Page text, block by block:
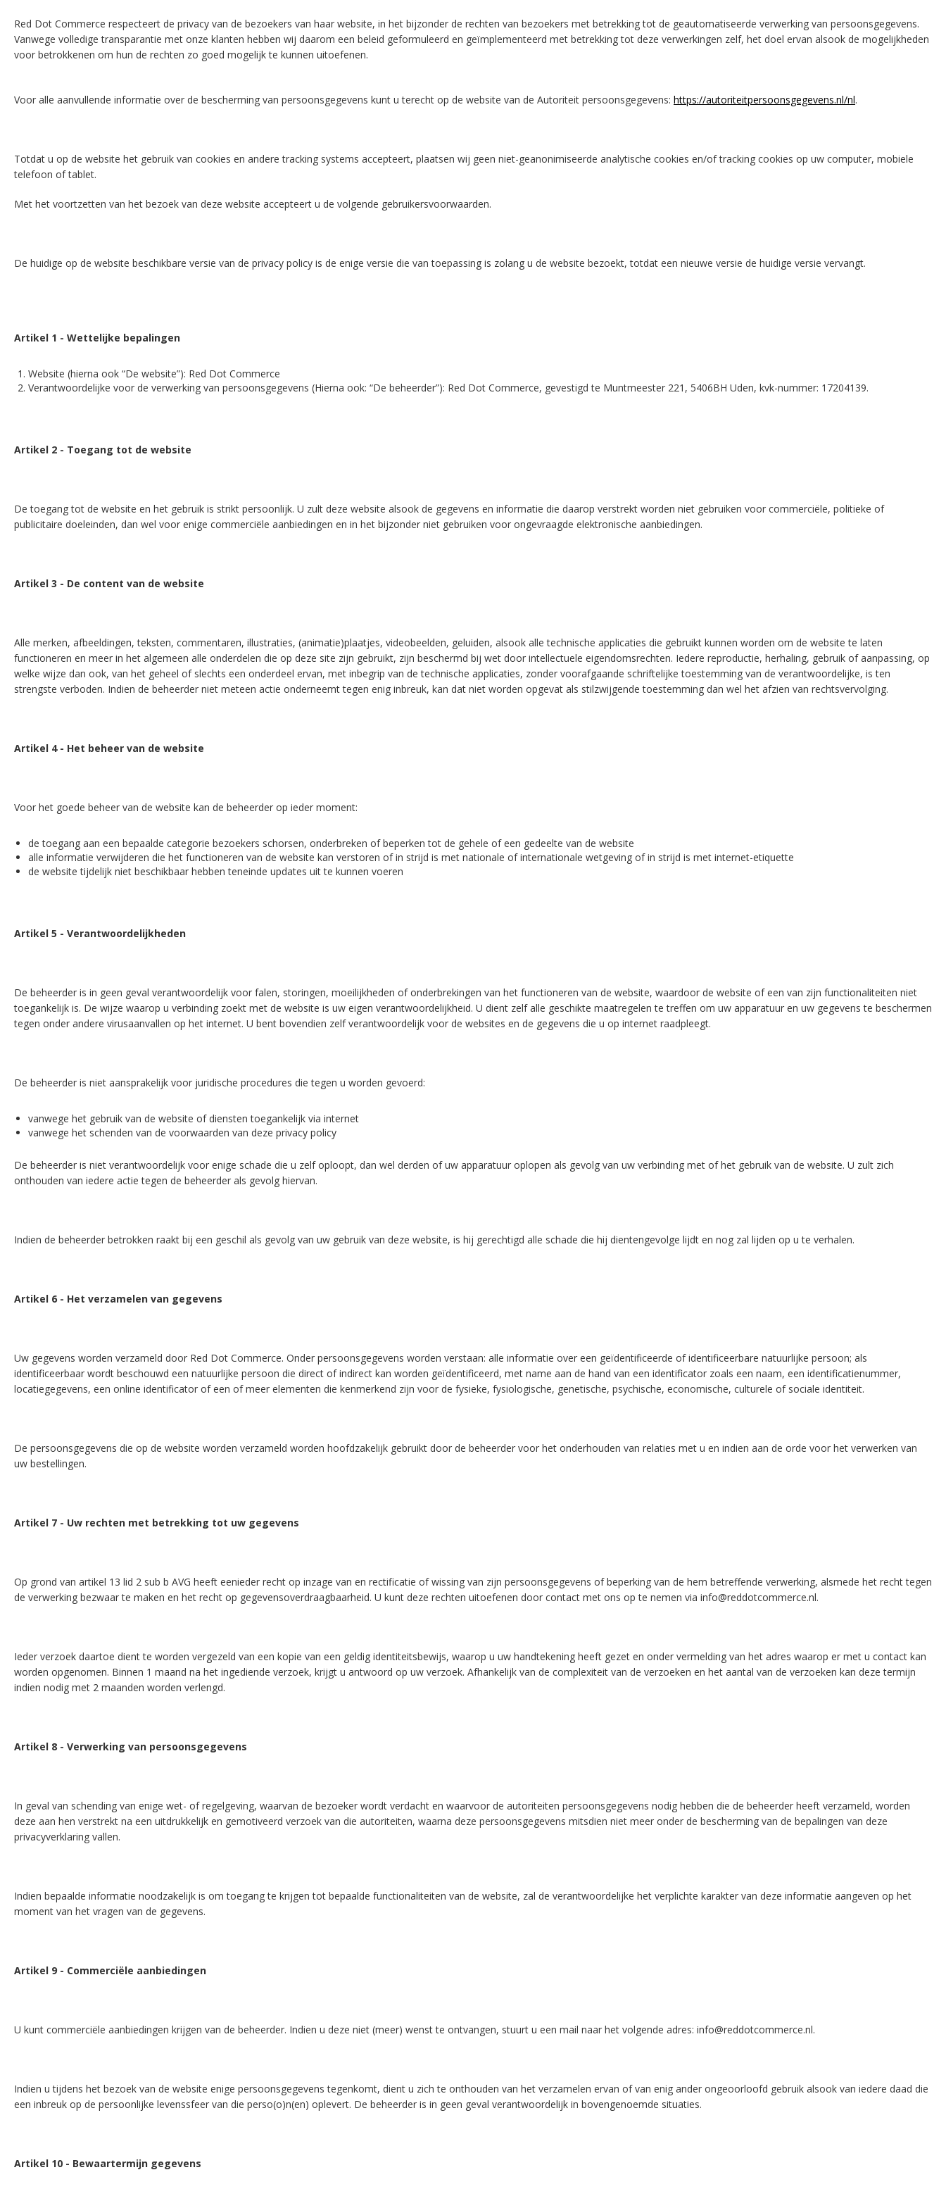
Red Dot Commerce respecteert de privacy van de bezoekers van haar website, in het bijzonder de rechten van bezoekers met betrekking tot de geautomatiseerde verwerking van persoonsgegevens.
Vanwege volledige transparantie met onze klanten hebben wij daarom een beleid geformuleerd en geïmplementeerd met betrekking tot deze verwerkingen zelf, het doel ervan alsook de mogelijkheden
voor betrokkenen om hun de rechten zo goed mogelijk te kunnen uitoefenen.
Voor alle aanvullende informatie over de bescherming van persoonsgegevens kunt u terecht op de website van de Autoriteit persoonsgegevens: https://autoriteitpersoonsgegevens.nl/nl.
Totdat u op de website het gebruik van cookies en andere tracking systems accepteert, plaatsen wij geen niet-geanonimiseerde analytische cookies en/of tracking cookies op uw computer, mobiele
telefoon of tablet.
Met het voortzetten van het bezoek van deze website accepteert u de volgende gebruikersvoorwaarden.
De huidige op de website beschikbare versie van de privacy policy is de enige versie die van toepassing is zolang u de website bezoekt, totdat een nieuwe versie de huidige versie vervangt.
Artikel 1 - Wettelijke bepalingen
Website (hierna ook “De website”): Red Dot Commerce
Verantwoordelijke voor de verwerking van persoonsgegevens (Hierna ook: “De beheerder”): Red Dot Commerce, gevestigd te Muntmeester 221, 5406BH Uden, kvk-nummer: 17204139.
Artikel 2 - Toegang tot de website
De toegang tot de website en het gebruik is strikt persoonlijk. U zult deze website alsook de gegevens en informatie die daarop verstrekt worden niet gebruiken voor commerciële, politieke of
publicitaire doeleinden, dan wel voor enige commerciële aanbiedingen en in het bijzonder niet gebruiken voor ongevraagde elektronische aanbiedingen.
Artikel 3 - De content van de website
Alle merken, afbeeldingen, teksten, commentaren, illustraties, (animatie)plaatjes, videobeelden, geluiden, alsook alle technische applicaties die gebruikt kunnen worden om de website te laten
functioneren en meer in het algemeen alle onderdelen die op deze site zijn gebruikt, zijn beschermd bij wet door intellectuele eigendomsrechten. Iedere reproductie, herhaling, gebruik of aanpassing, op
welke wijze dan ook, van het geheel of slechts een onderdeel ervan, met inbegrip van de technische applicaties, zonder voorafgaande schriftelijke toestemming van de verantwoordelijke, is ten
strengste verboden. Indien de beheerder niet meteen actie onderneemt tegen enig inbreuk, kan dat niet worden opgevat als stilzwijgende toestemming dan wel het afzien van rechtsvervolging.
Artikel 4 - Het beheer van de website
Voor het goede beheer van de website kan de beheerder op ieder moment:
de toegang aan een bepaalde categorie bezoekers schorsen, onderbreken of beperken tot de gehele of een gedeelte van de website
alle informatie verwijderen die het functioneren van de website kan verstoren of in strijd is met nationale of internationale wetgeving of in strijd is met internet-etiquette
de website tijdelijk niet beschikbaar hebben teneinde updates uit te kunnen voeren
Artikel 5 - Verantwoordelijkheden
De beheerder is in geen geval verantwoordelijk voor falen, storingen, moeilijkheden of onderbrekingen van het functioneren van de website, waardoor de website of een van zijn functionaliteiten niet
toegankelijk is. De wijze waarop u verbinding zoekt met de website is uw eigen verantwoordelijkheid. U dient zelf alle geschikte maatregelen te treffen om uw apparatuur en uw gegevens te beschermen
tegen onder andere virusaanvallen op het internet. U bent bovendien zelf verantwoordelijk voor de websites en de gegevens die u op internet raadpleegt.
De beheerder is niet aansprakelijk voor juridische procedures die tegen u worden gevoerd:
vanwege het gebruik van de website of diensten toegankelijk via internet
vanwege het schenden van de voorwaarden van deze privacy policy
De beheerder is niet verantwoordelijk voor enige schade die u zelf oploopt, dan wel derden of uw apparatuur oplopen als gevolg van uw verbinding met of het gebruik van de website. U zult zich
onthouden van iedere actie tegen de beheerder als gevolg hiervan.
Indien de beheerder betrokken raakt bij een geschil als gevolg van uw gebruik van deze website, is hij gerechtigd alle schade die hij dientengevolge lijdt en nog zal lijden op u te verhalen.
Artikel 6 - Het verzamelen van gegevens
Uw gegevens worden verzameld door Red Dot Commerce. Onder persoonsgegevens worden verstaan: alle informatie over een geïdentificeerde of identificeerbare natuurlijke persoon; als
identificeerbaar wordt beschouwd een natuurlijke persoon die direct of indirect kan worden geïdentificeerd, met name aan de hand van een identificator zoals een naam, een identificatienummer,
locatiegegevens, een online identificator of een of meer elementen die kenmerkend zijn voor de fysieke, fysiologische, genetische, psychische, economische, culturele of sociale identiteit.
De persoonsgegevens die op de website worden verzameld worden hoofdzakelijk gebruikt door de beheerder voor het onderhouden van relaties met u en indien aan de orde voor het verwerken van
uw bestellingen.
Artikel 7 - Uw rechten met betrekking tot uw gegevens
Op grond van artikel 13 lid 2 sub b AVG heeft eenieder recht op inzage van en rectificatie of wissing van zijn persoonsgegevens of beperking van de hem betreffende verwerking, alsmede het recht tegen
de verwerking bezwaar te maken en het recht op gegevensoverdraagbaarheid. U kunt deze rechten uitoefenen door contact met ons op te nemen via info@reddotcommerce.nl.
Ieder verzoek daartoe dient te worden vergezeld van een kopie van een geldig identiteitsbewijs, waarop u uw handtekening heeft gezet en onder vermelding van het adres waarop er met u contact kan
worden opgenomen. Binnen 1 maand na het ingediende verzoek, krijgt u antwoord op uw verzoek. Afhankelijk van de complexiteit van de verzoeken en het aantal van de verzoeken kan deze termijn
indien nodig met 2 maanden worden verlengd.
Artikel 8 - Verwerking van persoonsgegevens
In geval van schending van enige wet- of regelgeving, waarvan de bezoeker wordt verdacht en waarvoor de autoriteiten persoonsgegevens nodig hebben die de beheerder heeft verzameld, worden
deze aan hen verstrekt na een uitdrukkelijk en gemotiveerd verzoek van die autoriteiten, waarna deze persoonsgegevens mitsdien niet meer onder de bescherming van de bepalingen van deze
privacyverklaring vallen.
Indien bepaalde informatie noodzakelijk is om toegang te krijgen tot bepaalde functionaliteiten van de website, zal de verantwoordelijke het verplichte karakter van deze informatie aangeven op het
moment van het vragen van de gegevens.
Artikel 9 - Commerciële aanbiedingen
U kunt commerciële aanbiedingen krijgen van de beheerder. Indien u deze niet (meer) wenst te ontvangen, stuurt u een mail naar het volgende adres: info@reddotcommerce.nl.
Indien u tijdens het bezoek van de website enige persoonsgegevens tegenkomt, dient u zich te onthouden van het verzamelen ervan of van enig ander ongeoorloofd gebruik alsook van iedere daad die
een inbreuk op de persoonlijke levenssfeer van die perso(o)n(en) oplevert. De beheerder is in geen geval verantwoordelijk in bovengenoemde situaties.
Artikel 10 - Bewaartermijn gegevens